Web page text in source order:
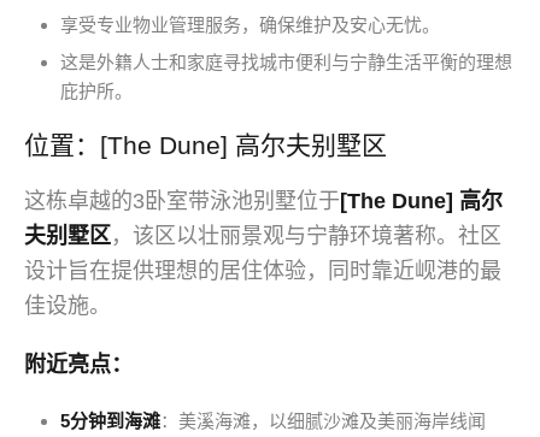
享受专业物业管理服务，确保维护及安心无忧。
这是外籍人士和家庭寻找城市便利与宁静生活平衡的理想
庇护所。
位置：[The Dune] 高尔夫别墅区
这栋卓越的3卧室带泳池别墅位于[The Dune] 高尔
夫别墅区，该区以壮丽景观与宁静环境著称。社区
设计旨在提供理想的居住体验，同时靠近岘港的最
佳设施。
附近亮点：
5分钟到海滩：美溪海滩，以细腻沙滩及美丽海岸线闻